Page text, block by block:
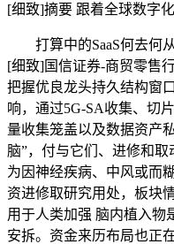
[细致]摘要 跟着全球数字化
打算中的SaaS何去何从
[细致]国信证券-商贸零售
把握优良龙头持久结构窗
响，通过5G-SA收集、切
量收集笼盖以及数据资产
脑”，付与它们、进修和
为因神经疾病、中风或而
资进修取研究用处，板块
用于人类加强 脑内植入物
安拆。资金来历布局也正